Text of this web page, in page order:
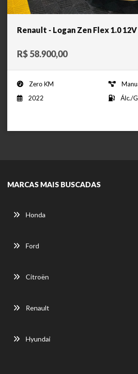
Renault - Logan Zen Flex 1.0
R$ 58.900,00
Zero KM
2022
Álc./
MARCAS MAIS BUSCADAS
Honda
Ford
Citroën
Renault
Hyundai